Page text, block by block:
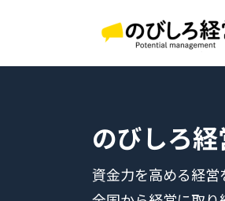
ン
ー
のびしろ経
資金力を高める経営